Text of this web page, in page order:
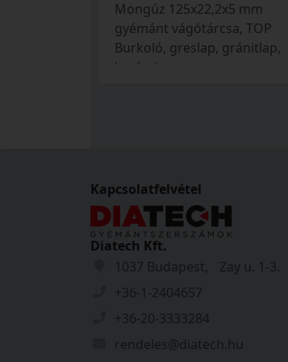
Mongúz 125x22,2x5 mm
gyémánt vágótárcsa, TOP
Burkoló, greslap, gránitlap,
kerámia
Kapcsolatfelvétel
Diatech Kft.
1037 Budapest, Zay u. 1-3.
+36-1-2404657
+36-20-3333284
rendeles@diatech.hu